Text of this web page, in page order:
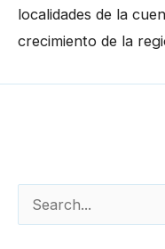
localidades de la
crecimiento de la
u